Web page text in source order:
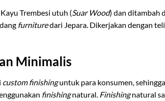
Trembesi utuh (Suar Wood) dan ditambah
furnituredari Jepara. Dikerjakan dengan
Minimalis
custom finishinguntuk para konsumen,
finishingnatural. Finishingnatural